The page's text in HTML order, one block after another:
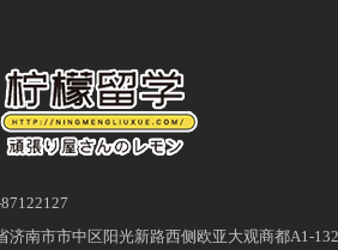
济南市市中区阳光新路西侧欧亚大观商都A1-